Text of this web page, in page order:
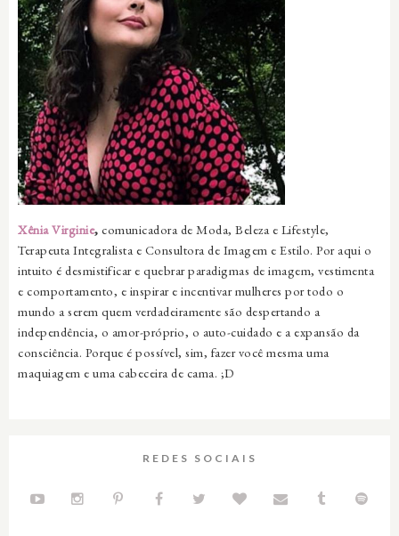
Xênia Virginie, comunicadora de Moda, Beleza e Lifestyle,
Terapeuta Integralista e Consultora de Imagem e Estilo. Por aqui o
intuito é desmistificar e quebrar paradigmas de imagem, vestimenta
e comportamento, e inspirar e incentivar mulheres por todo o
mundo a serem quem verdadeiramente são despertando a
independência, o amor-próprio, o auto-cuidado e a expansão da
consciência. Porque é possível, sim, fazer você mesma uma
maquiagem e uma cabeceira de cama. ;D
REDES SOCIAIS